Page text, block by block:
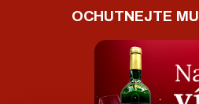
OCHUTNEJTE